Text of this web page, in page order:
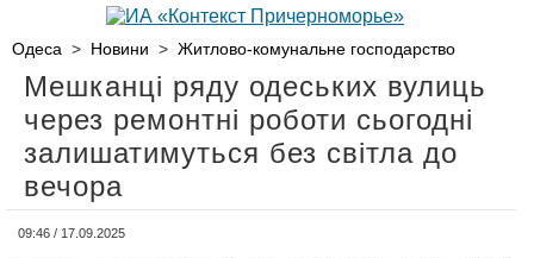
Одеса > Новини > Житлово-комунальне господарство
Мешканці ряду одеських вулиць
через ремонтні роботи сьогодні
залишатимуться без світла до
вечора
09:46 / 17.09.2025